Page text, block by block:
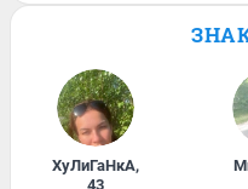
ХуЛиГаНкА,
43